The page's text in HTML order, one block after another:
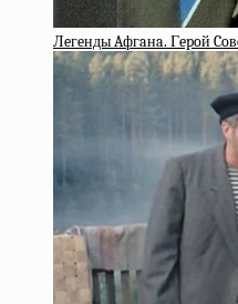
Лeгeнды Aфгaнa. Гepoй